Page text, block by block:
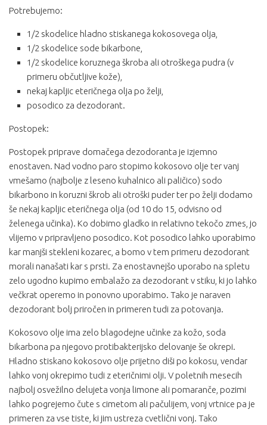
Potrebujemo:
1/2 skodelice hladno stiskanega kokosovega olja,
1/2 skodelice sode bikarbone,
1/2 skodelice koruznega škroba ali otroškega pudra (v
primeru občutljive kože),
nekaj kapljic eteričnega olja po želji,
posodico za dezodorant.
Postopek:
Postopek priprave domačega dezodoranta je izjemno
enostaven. Nad vodno paro stopimo kokosovo olje ter vanj
vmešamo (najbolje z leseno kuhalnico ali paličico) sodo
bikarbono in koruzni škrob ali otroški puder ter po želji dodamo
še nekaj kapljic eteričnega olja (od 10 do 15, odvisno od
želenega učinka). Ko dobimo gladko in relativno tekočo zmes, jo
vlijemo v pripravljeno posodico. Kot posodico lahko uporabimo
kar manjši stekleni kozarec, a bomo v tem primeru dezodorant
morali nanašati kar s prsti. Za enostavnejšo uporabo na spletu
zelo ugodno kupimo embalažo za dezodorant v stiku, ki jo lahko
večkrat operemo in ponovno uporabimo. Tako je naraven
dezodorant bolj priročen in primeren tudi za potovanja.
Kokosovo olje ima zelo blagodejne učinke za kožo, soda
bikarbona pa njegovo protibakterijsko delovanje še okrepi.
Hladno stiskano kokosovo olje prijetno diši po kokosu, vendar
lahko vonj okrepimo tudi z eteričnimi olji. V poletnih mesecih
najbolj osvežilno delujeta vonja limone ali pomaranče, pozimi
lahko pogrejemo čute s cimetom ali pačulijem, vonj vrtnice pa je
primeren za vse tiste, ki jim ustreza cvetlični vonj. Tako